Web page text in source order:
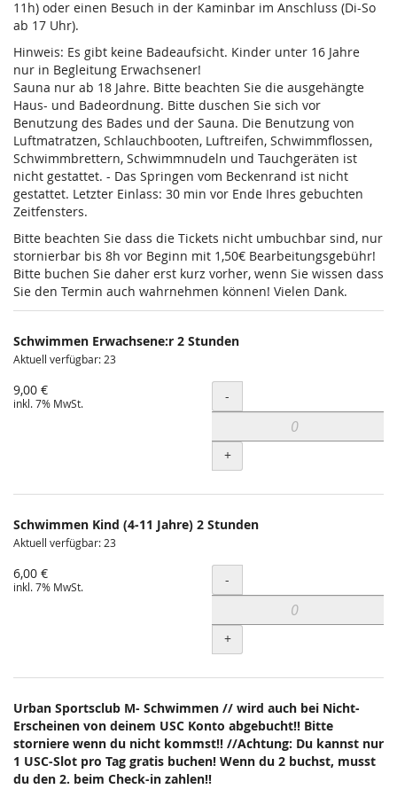
11h) oder einen Besuch in der Kaminbar im Anschluss (Di-So
ab 17 Uhr).
Hinweis: Es gibt keine Badeaufsicht. Kinder unter 16 Jahre
nur in Begleitung Erwachsener!
Sauna nur ab 18 Jahre. Bitte beachten Sie die ausgehängte
Haus- und Badeordnung. Bitte duschen Sie sich vor
Benutzung des Bades und der Sauna. Die Benutzung von
Luftmatratzen, Schlauchbooten, Luftreifen, Schwimmflossen,
Schwimmbrettern, Schwimmnudeln und Tauchgeräten ist
nicht gestattet. - Das Springen vom Beckenrand ist nicht
gestattet. Letzter Einlass: 30 min vor Ende Ihres gebuchten
Zeitfensters.
Bitte beachten Sie dass die Tickets nicht umbuchbar sind, nur
stornierbar bis 8h vor Beginn mit 1,50€ Bearbeitungsgebühr!
Bitte buchen Sie daher erst kurz vorher, wenn Sie wissen dass
Sie den Termin auch wahrnehmen können! Vielen Dank.
Schwimmen Erwachsene:r 2 Stunden
Aktuell verfügbar: 23
9,00 €
inkl. 7% MwSt. Menge
-
+
Schwimmen Kind (4-11 Jahre) 2 Stunden
Aktuell verfügbar: 23
6,00 €
inkl. 7% MwSt. Menge
-
+
Urban Sportsclub M- Schwimmen // wird auch bei Nicht-
Erscheinen von deinem USC Konto abgebucht!! Bitte
storniere wenn du nicht kommst!! //Achtung: Du kannst nur
1 USC-Slot pro Tag gratis buchen! Wenn du 2 buchst, musst
du den 2. beim Check-in zahlen!!